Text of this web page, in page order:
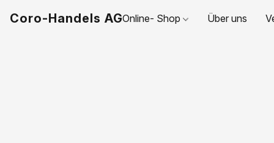
Coro-Handels AGOnline- Shop Über uns